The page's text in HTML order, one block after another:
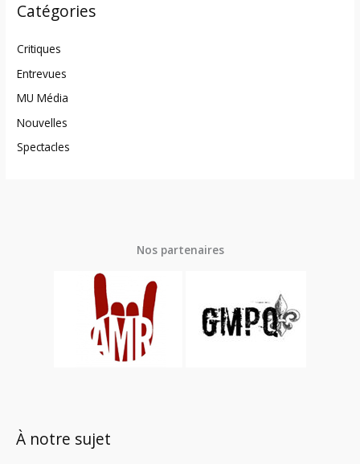
Catégories
Critiques
Entrevues
MU Média
Nouvelles
Spectacles
Nos partenaires
À notre sujet